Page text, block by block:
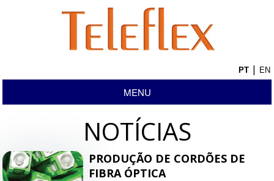
|
MENU
NOTÍCIAS
PRODUÇÃO DE CORDÕES DE
FIBRA ÓPTICA